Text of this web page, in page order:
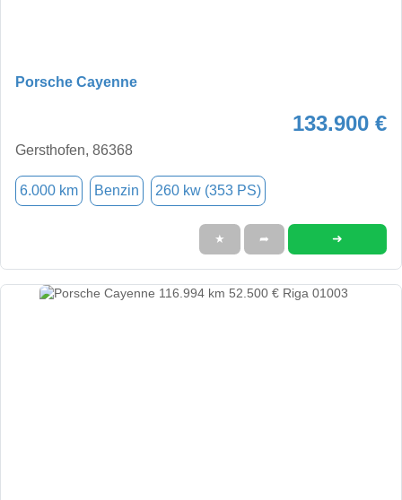
Porsche Cayenne
133.900 €
Gersthofen, 86368
6.000 km Benzin 260 kw (353 PS)
★ ➦ ➜